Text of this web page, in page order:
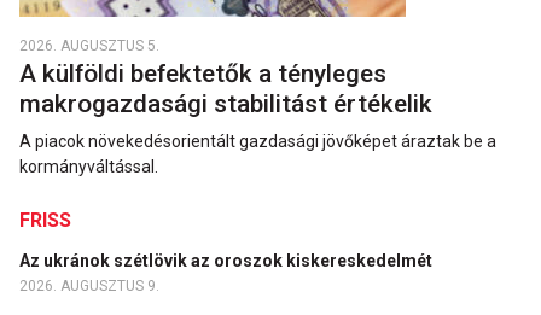
2026. AUGUSZTUS 5.
A külföldi befektetők a tényleges
makrogazdasági stabilitást értékelik
A piacok növekedésorientált gazdasági jövőképet áraztak be a
kormányváltással.
FRISS
Az ukránok szétlövik az oroszok kiskereskedelmét
2026. AUGUSZTUS 9.